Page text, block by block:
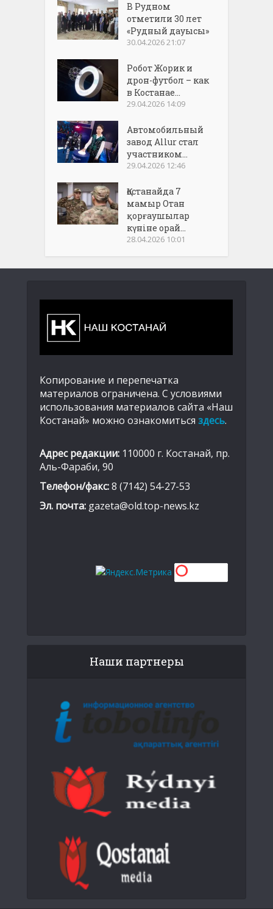
В Рудном
отметили 30 лет
«Рудный дауысы»
30.04.2026 21:07
Робот Жорик и
дрон-футбол – как
в Костанае...
29.04.2026 14:09
Автомобильный
завод Allur стал
участником...
29.04.2026 12:46
Қостанайда 7
мамыр Отан
қорғаушылар
күніне орай...
28.04.2026 10:01
Копирование и перепечатка
материалов ограничена. С условиями
использования материалов сайта «Наш
Костанай» можно ознакомиться здесь.
Адрес редакции: 110000 г. Костанай, пр.
Аль-Фараби, 90
Телефон/факс:8 (7142) 54-27-53
Эл. почта: gazeta@old.top-news.kz
Наши партнеры